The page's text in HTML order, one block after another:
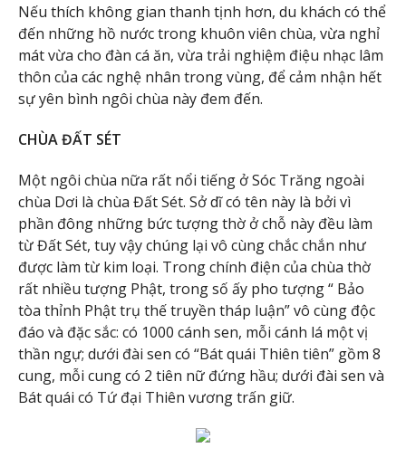
Nếu thích không gian thanh tịnh hơn, du khách có thể
đến những hồ nước trong khuôn viên chùa, vừa nghỉ
mát vừa cho đàn cá ăn, vừa trải nghiệm điệu nhạc lâm
thôn của các nghệ nhân trong vùng, để cảm nhận hết
sự yên bình ngôi chùa này đem đến.
CHÙA ĐẤT SÉT
Một ngôi chùa nữa rất nổi tiếng ở Sóc Trăng ngoài
chùa Dơi là chùa Đất Sét. Sở dĩ có tên này là bởi vì
phần đông những bức tượng thờ ở chỗ này đều làm
từ Đất Sét, tuy vậy chúng lại vô cùng chắc chắn như
được làm từ kim loại. Trong chính điện của chùa thờ
rất nhiều tượng Phật, trong số ấy pho tượng “ Bảo
tòa thỉnh Phật trụ thế truyền tháp luận” vô cùng độc
đáo và đặc sắc: có 1000 cánh sen, mỗi cánh lá một vị
thần ngự; dưới đài sen có “Bát quái Thiên tiên” gồm 8
cung, mỗi cung có 2 tiên nữ đứng hầu; dưới đài sen và
Bát quái có Tứ đại Thiên vương trấn giữ.